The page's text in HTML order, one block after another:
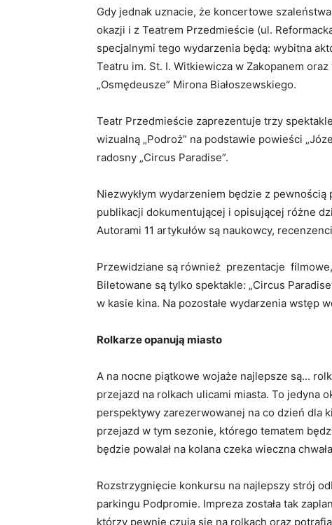
Gdy jednak uznacie, że koncertowe
okazji i z Teatrem Przedmieście (ul.
specjalnymi tego wydarzenia będą: wybitna
Teatru im. St. I. Witkiewicza w Zakopanem
„Osmędeusze” Mirona Białoszewskiego.
Teatr Przedmieście zaprezentuje trzy
wizualną „Podroż” na podstawie powieści
radosny „Circus Paradise”.
Niezwykłym wydarzeniem będzie z
publikacji dokumentującej i opisującej różne
Autorami 11 artykułów są naukowcy,
Przewidziane są również prezentacje
Biletowane są tylko spektakle: „Circus
w kasie kina. Na pozostałe wydarzenia wstęp
Rolkarze opanują miasto
A na nocne piątkowe wojaże najlepsze są…
przejazd na rolkach ulicami miasta. To jedyna
perspektywy zarezerwowanej na co dzień dla
przejazd w tym sezonie, którego tematem
będzie powalał na kolana czeka wieczna
Rozstrzygnięcie konkursu na najlepszy strój
parkingu Podpromie. Impreza została tak
którzy pewnie czują się na rolkach oraz